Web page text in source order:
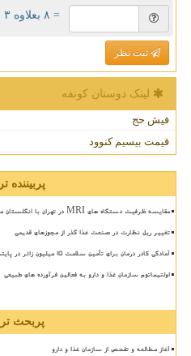
= ۸ بعلاوه ۳
ثبت نظر
لینک دوستان كونفه
فیش حج
قیمت بیسیم کنوود
پربیننده
مقایسه ظرفیت دستگاه های MRI در تهران با انگلستان ما جلوتریم!
تغییر ریل نظارت در صنعت غذا گذر از مجوزهای قدیمی
آمادگی کادر درمان برای تأمین سلامت 15 میلیون زائر در پایتخت
اولتیماتوم سازمان غذا و دارو به فعالین فرآورده های طبیعی
پربحث
آغاز مطالعه و تفحص از سازمان غذا و دارو